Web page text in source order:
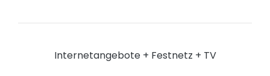
Internetangebote + Festnetz + TV